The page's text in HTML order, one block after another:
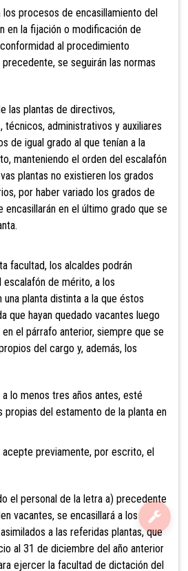
procesos de encasillamiento del
en la fijación o modificación de
al procedimiento
se seguirán las normas
las plantas de directivos,
técnicos, administrativos y auxiliares
de igual grado al que tenían a la
manteniendo el orden del escalafón
plantas no existieren los grados
por haber variado los grados de
encasillarán en el último grado que se
facultad, los alcaldes podrán
escalafón de mérito, a los
planta distinta a la que éstos
que hayan quedado vacantes luego
el párrafo anterior, siempre que se
del cargo y, además, los
lo menos tres años antes, esté
propias del estamento de la planta en
previamente, por escrito, el
el personal de la letra a) precedente
vacantes, se encasillará a los
a las referidas plantas, que
al 31 de diciembre del año anterior
ejercer la facultad de dictación del